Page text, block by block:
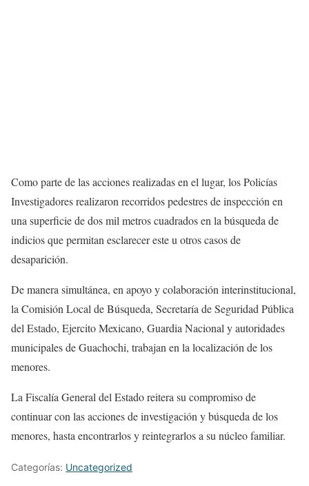
Como parte de las acciones realizadas en el lugar, los Policías
Investigadores realizaron recorridos pedestres de inspección en
una superficie de dos mil metros cuadrados en la búsqueda de
indicios que permitan esclarecer este u otros casos de
desaparición.
De manera simultánea, en apoyo y colaboración interinstitucional,
la Comisión Local de Búsqueda, Secretaría de Seguridad Pública
del Estado, Ejercito Mexicano, Guardia Nacional y autoridades
municipales de Guachochi, trabajan en la localización de los
menores.
La Fiscalía General del Estado reitera su compromiso de
continuar con las acciones de investigación y búsqueda de los
menores, hasta encontrarlos y reintegrarlos a su núcleo familiar.
Categorías: Uncategorized